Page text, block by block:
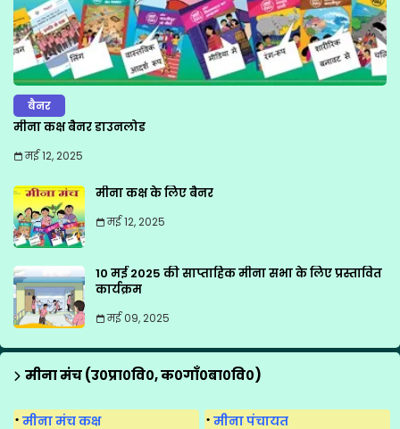
बैनर
मीना कक्ष बैनर डाउनलोड
मई 12, 2025
मीना कक्ष के लिए बैनर
मई 12, 2025
10 मई 2025 की साप्ताहिक मीना सभा के लिए प्रस्तावित
कार्यक्रम
मई 09, 2025
मीना मंच (उ०प्रा०वि०, क०गाँ०बा०वि०)
मीना मंच कक्ष मीना पंचायत